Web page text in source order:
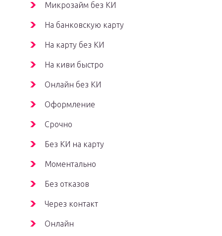
Микрозайм без КИ
На банковскую карту
На карту без КИ
На киви быстро
Онлайн без КИ
Оформление
Срочно
Без КИ на карту
Моментально
Без отказов
Через контакт
Онлайн